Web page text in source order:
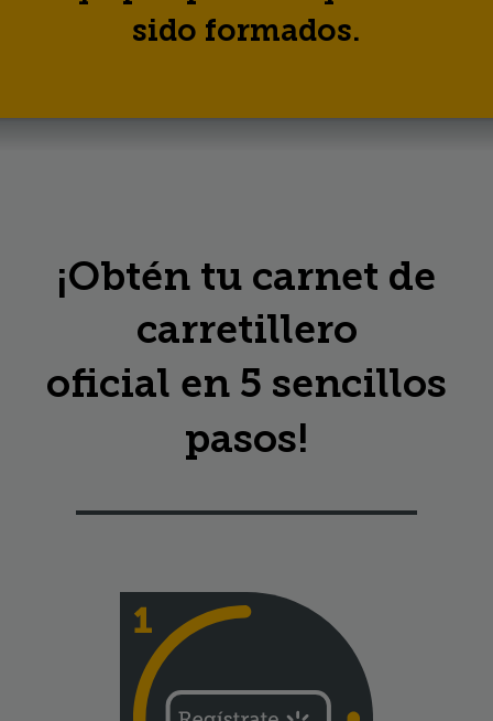
sido formados.
¡Obtén tu carnet de
carretillero
oficial en 5 sencillos
pasos!